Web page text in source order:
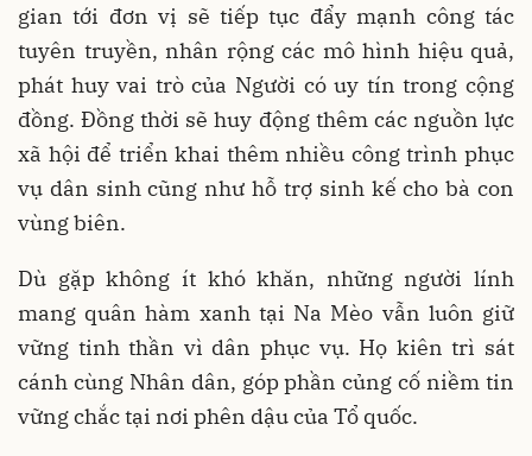
gian tới đơn vị sẽ tiếp tục đẩy mạnh công tác
tuyên truyền, nhân rộng các mô hình hiệu quả,
phát huy vai trò của Người có uy tín trong cộng
đồng. Đồng thời sẽ huy động thêm các nguồn lực
xã hội để triển khai thêm nhiều công trình phục
vụ dân sinh cũng như hỗ trợ sinh kế cho bà con
vùng biên.
Dù gặp không ít khó khăn, những người lính
mang quân hàm xanh tại Na Mèo vẫn luôn giữ
vững tinh thần vì dân phục vụ. Họ kiên trì sát
cánh cùng Nhân dân, góp phần củng cố niềm tin
vững chắc tại nơi phên dậu của Tổ quốc.